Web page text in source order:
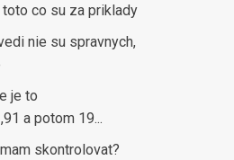
co su za priklady
nie su spravnych,
je to
a potom 19...
skontrolovat?